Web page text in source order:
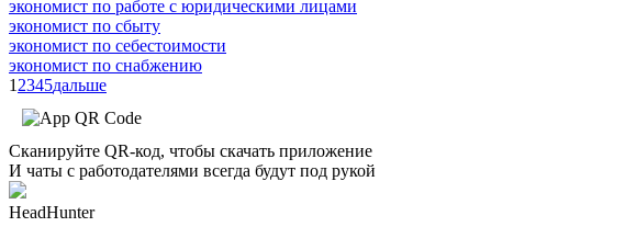
экономист по работе с юридическими лицами
экономист по сбыту
экономист по себестоимости
экономист по снабжению
1 2345дальше
Сканируйте QR-код, чтобы скачать приложение
И чаты с работодателями всегда будут под рукой
HeadHunter